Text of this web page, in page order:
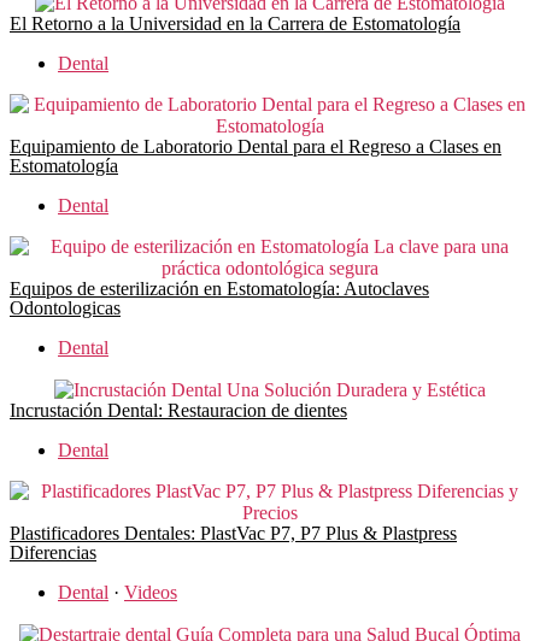
El Retorno a la Universidad en la Carrera de Estomatología
Dental
Equipamiento de Laboratorio Dental para el Regreso a Clases en
Estomatología
Dental
Equipos de esterilización en Estomatología: Autoclaves
Odontologicas
Dental
Incrustación Dental: Restauracion de dientes
Dental
Plastificadores Dentales: PlastVac P7, P7 Plus & Plastpress
Diferencias
Dental · Videos